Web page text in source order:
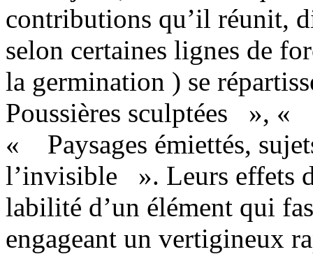
contributions qu’il réunit,
selon certaines lignes de
la germination ) se
Poussières sculptées »,
« Paysages émiettés,
l’invisible ». Leurs effets
labilité d’un élément qui
engageant un vertigineux